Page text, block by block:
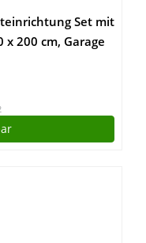
Set mit
x 200 cm, Garage